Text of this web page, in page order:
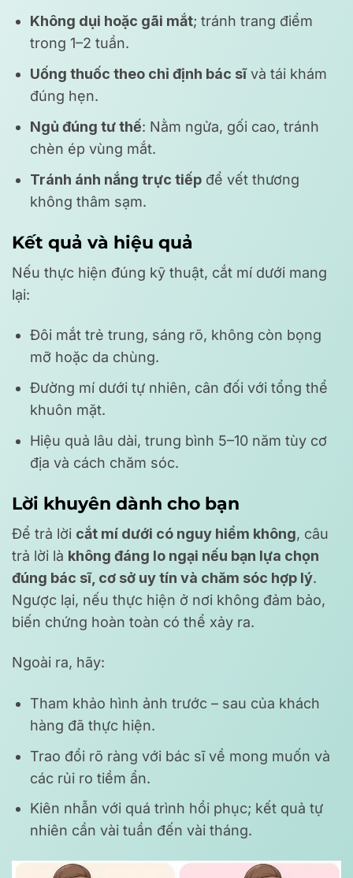
Không dụi hoặc gãi mắt; tránh trang điểm
trong 1–2 tuần.
Uống thuốc theo chỉ định bác sĩvà tái khám
đúng hẹn.
Ngủ đúng tư thế: Nằm ngửa, gối cao, tránh
chèn ép vùng mắt.
Tránh ánh nắng trực tiếp để vết thương
không thâm sạm.
Kết quả và hiệu quả
Nếu thực hiện đúng kỹ thuật, cắt mí dưới mang
lại:
Đôi mắt trẻ trung, sáng rõ, không còn bọng
mỡ hoặc da chùng.
Đường mí dưới tự nhiên, cân đối với tổng thể
khuôn mặt.
Hiệu quả lâu dài, trung bình 5–10 năm tùy cơ
địa và cách chăm sóc.
Lời khuyên dành cho bạn
Để trả lời cắt mí dưới có nguy hiểm không, câu
trả lời là không đáng lo ngại nếu bạn lựa chọn
đúng bác sĩ, cơ sở uy tín và chăm sóc hợp lý.
Ngược lại, nếu thực hiện ở nơi không đảm bảo,
biến chứng hoàn toàn có thể xảy ra.
Ngoài ra, hãy:
Tham khảo hình ảnh trước – sau của khách
hàng đã thực hiện.
Trao đổi rõ ràng với bác sĩ về mong muốn và
các rủi ro tiềm ẩn.
Kiên nhẫn với quá trình hồi phục; kết quả tự
nhiên cần vài tuần đến vài tháng.